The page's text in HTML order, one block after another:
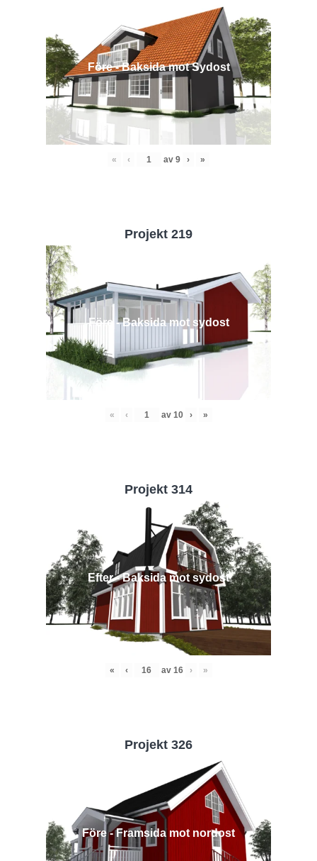
Före - Baksida mot Sydost
« ‹ av 9 › »
Projekt 219
Före - Baksida mot sydost
« ‹ av 10 › »
Projekt 314
Efter - Baksida mot sydost
« ‹ av 16 › »
Projekt 326
Före - Framsida mot nordost